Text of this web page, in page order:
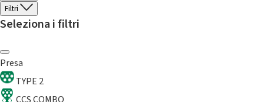
Filtri
Seleziona i filtri
Presa
TYPE 2